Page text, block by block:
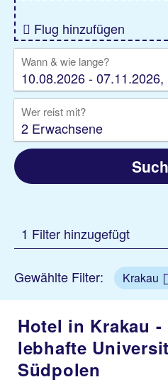
Flug hinzufügen
Wann & wie lange?
10.08.2026 - 07.11.2026,
Wer reist mit?
2 Erwachsene
1 Filter hinzugefügt
Gewählte Filter: Krakau
Hotel in Krakau
lebhafte
Südpolen